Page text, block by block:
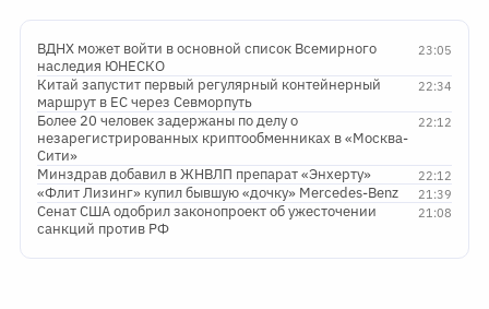
23:05
ВДНХ может войти в основной список Всемирного
наследия ЮНЕСКО
22:34
Китай запустит первый регулярный контейнерный
маршрут в ЕС через Севморпуть
22:12
Более 20 человек задержаны по делу о
незарегистрированных криптообменниках в «Москва-
Сити»
22:12
Минздрав добавил в ЖНВЛП препарат «Энхерту»
21:39
«Флит Лизинг» купил бывшую «дочку» Mercedes-Benz
21:08
Сенат США одобрил законопроект об ужесточении
санкций против РФ